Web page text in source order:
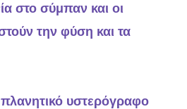
στο σύμπαν και οι
την φύση και τα
υστερόγραφο